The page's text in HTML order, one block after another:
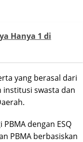
Hanya 1 di
yang berasal dari
institusi swasta dan
dengan ESQ
PBMA berbasiskan